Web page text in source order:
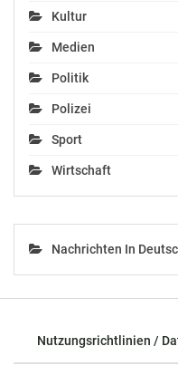
Kultur
Medien
Politik
Polizei
Sport
Wirtschaft
Nachrichten In
Nutzungsrichtlinien /